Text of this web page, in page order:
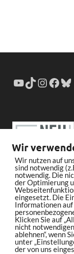
Wir
Wir nutzen auf
sind notwendig
notwendig. Die
der Optimierung
eingesetzt. Die
Informationen
Klicken Sie auf
nicht
ablehnen“, wenn
unter
der von uns